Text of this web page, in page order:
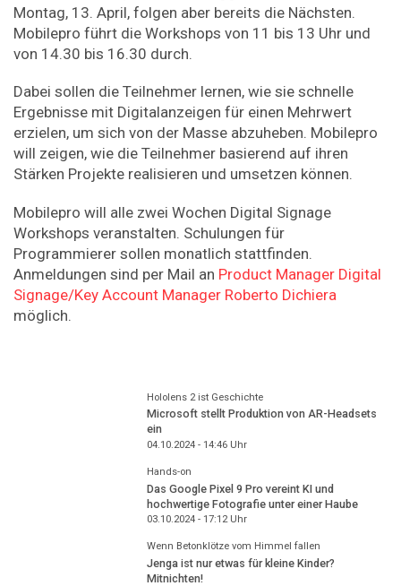
Montag, 13. April, folgen aber bereits die Nächsten.
Mobilepro führt die Workshops von 11 bis 13 Uhr und
von 14.30 bis 16.30 durch.
Dabei sollen die Teilnehmer lernen, wie sie schnelle
Ergebnisse mit Digitalanzeigen für einen Mehrwert
erzielen, um sich von der Masse abzuheben. Mobilepro
will zeigen, wie die Teilnehmer basierend auf ihren
Stärken Projekte realisieren und umsetzen können.
Mobilepro will alle zwei Wochen Digital Signage
Workshops veranstalten. Schulungen für
Programmierer sollen monatlich stattfinden.
Anmeldungen sind per Mail an Product Manager Digital
Signage/Key Account Manager Roberto Dichiera
möglich.
Hololens 2 ist Geschichte
Microsoft stellt Produktion von AR-Headsets
ein
04.10.2024 - 14:46Uhr
Hands-on
Das Google Pixel 9 Pro vereint KI und
hochwertige Fotografie unter einer Haube
03.10.2024 - 17:12Uhr
Wenn Betonklötze vom Himmel fallen
Jenga ist nur etwas für kleine Kinder?
Mitnichten!